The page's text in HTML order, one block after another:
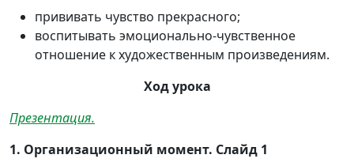
прививать чувство прекрасного;
воспитывать эмоционально-чувственное
отношение к художественным произведениям.
Ход урока
Презентация.
1. Организационный момент. Слайд 1